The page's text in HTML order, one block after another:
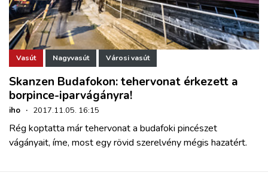
Vasút Nagyvasút Városi vasút
Skanzen Budafokon: tehervonat érkezett a
borpince-iparvágányra!
iho · 2017.11.05. 16:15
Rég koptatta már tehervonat a budafoki pincészet
vágányait, íme, most egy rövid szerelvény mégis hazatért.